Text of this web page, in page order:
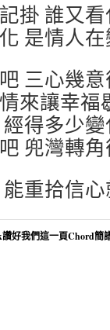
掛 誰又
是情人
三心幾
來讓幸福
得多少
兜灣轉
重拾信
好我們這一頁Chord簡